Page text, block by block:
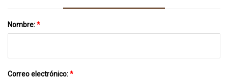
Nombre:*
Correo electrónico:*